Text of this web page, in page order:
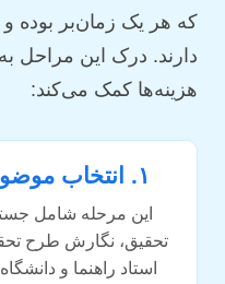
که هر یک زمان‌بر بوده
دارند. درک این مراحل
هزینه‌ها کمک می‌کند:
۱. انتخاب موضوع و پروپوزال‌نویسی
این مرحله شامل
تحقیق، نگارش طرح
استاد راهنما و